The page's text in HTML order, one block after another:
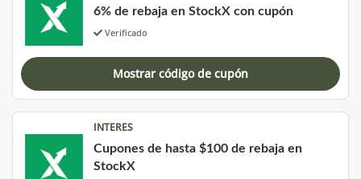
6% de rebaja en StockX con cupón
Verificado
Mostrar código de cupón
INTERES
Cupones de hasta $100 de rebaja en
StockX